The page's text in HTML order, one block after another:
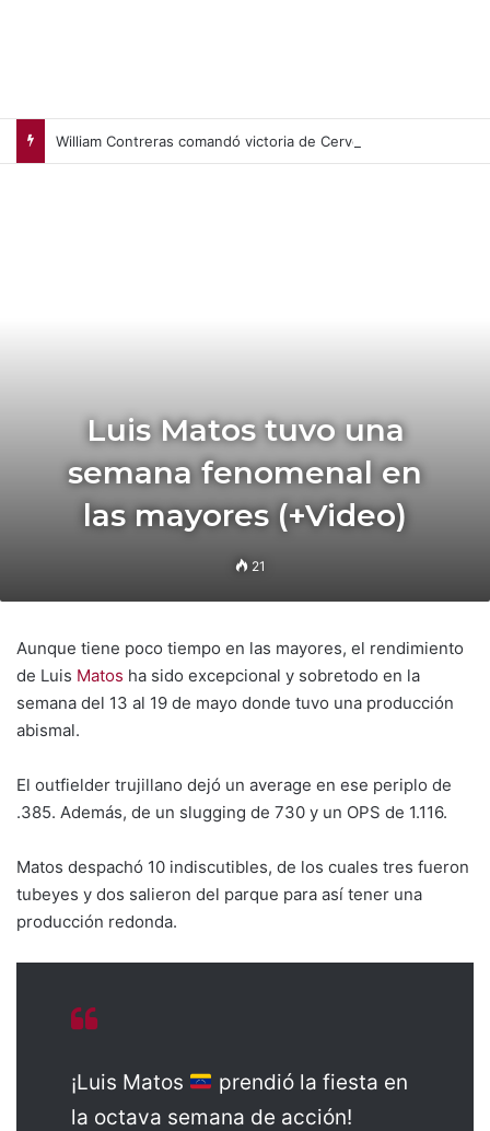
Luis Matos tuvo una
semana fenomenal en
las mayores (+Video)
21
Aunque tiene poco tiempo en las mayores, el rendimiento
de Luis Matos ha sido excepcional y sobretodo en la
semana del 13 al 19 de mayo donde tuvo una producción
abismal.
El outfielder trujillano dejó un average en ese periplo de
.385. Además, de un slugging de 730 y un OPS de 1.116.
Matos despachó 10 indiscutibles, de los cuales tres fueron
tubeyes y dos salieron del parque para así tener una
producción redonda.
¡Luis Matos
prendió la fiesta en
la octava semana de acción!